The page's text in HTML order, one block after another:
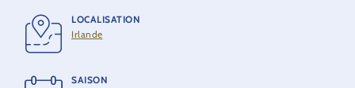
LOCALISATION
Irlande
SAISON
Zierer
24 personnes par bateau